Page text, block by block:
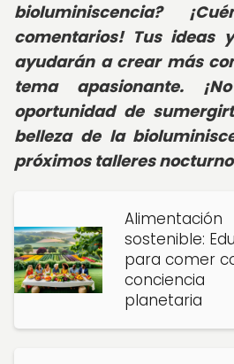
bioluminiscencia?
comentarios! Tus ideas
ayudarán a crear más
tema apasionante.
oportunidad de
belleza de la
próximos talleres
Alimentación
sostenible:
para comer
conciencia
planetaria